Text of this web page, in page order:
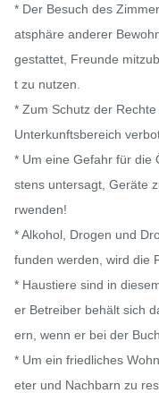
* Der Besuch des
atsphäre anderer
gestattet, Freunde
t zu nutzen.
* Zum Schutz der
Unterkunftsbereich
* Um eine Gefahr für die
stens untersagt, Geräte
rwenden!
* Alkohol, Drogen und
funden werden, wird die
* Haustiere sind in
er Betreiber behält sich
ern, wenn er bei der
* Um ein friedliches
eter und Nachbarn zu